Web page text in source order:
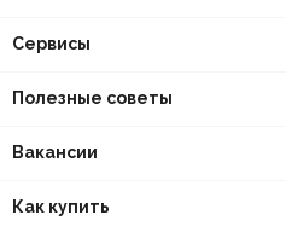
Сервисы
Полезные советы
Вакансии
Как купить